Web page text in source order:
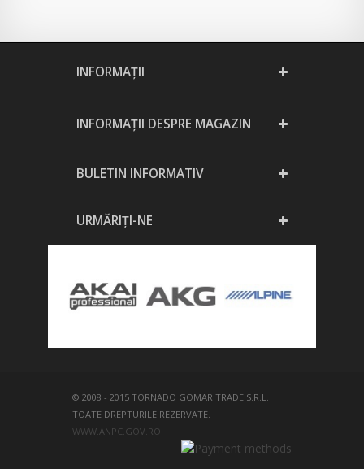
INFORMAŢII
INFORMAȚII DESPRE MAGAZIN
BULETIN INFORMATIV
URMĂRIȚI-NE
© 2008 - 2015 TORNADO GOMAR TRADE S.R.L.
TOATE DREPTURILE REZERVATE.
WWW.ANPC.GOV.RO